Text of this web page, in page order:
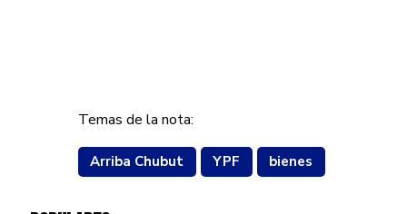
Temas de la nota:
Arriba Chubut YPF bienes